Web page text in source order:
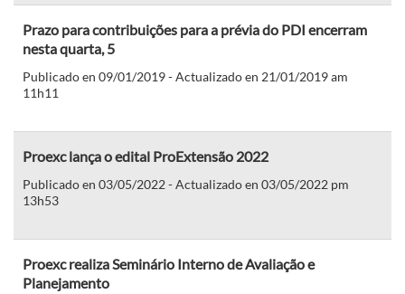
Prazo para contribuições para a prévia do PDI encerram
nesta quarta, 5
Publicado en 09/01/2019 - Actualizado en 21/01/2019 am
11h11
Proexc lança o edital ProExtensão 2022
Publicado en 03/05/2022 - Actualizado en 03/05/2022 pm
13h53
Proexc realiza Seminário Interno de Avaliação e
Planejamento